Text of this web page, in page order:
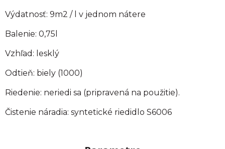
Výdatnosť: 9m2 / l v jednom nátere
Balenie: 0,75l
Vzhľad: lesklý
Odtieň: biely (1000)
Riedenie: neriedi sa (pripravená na použitie).
Čistenie náradia: syntetické riedidlo S6006